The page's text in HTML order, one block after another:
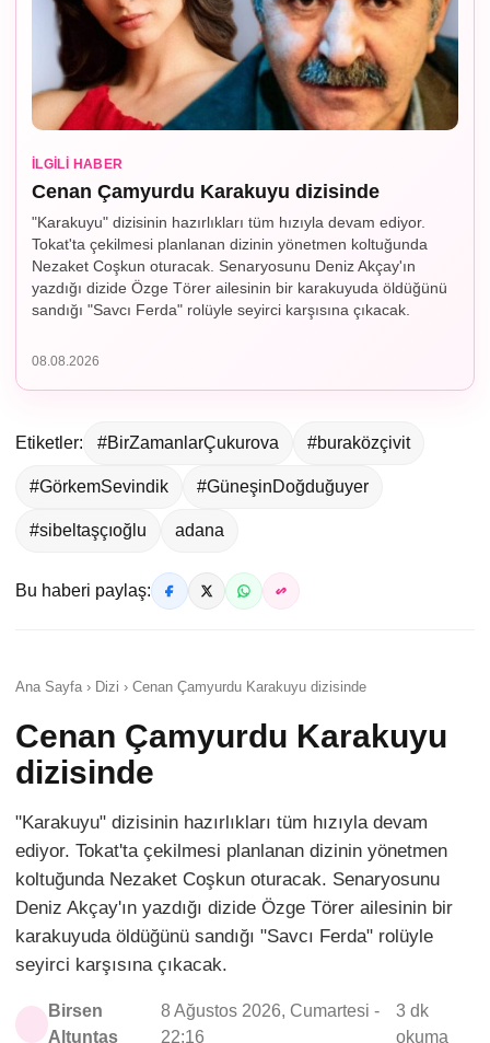
İLGILI HABER
Cenan Çamyurdu Karakuyu dizisinde
"Karakuyu" dizisinin hazırlıkları tüm hızıyla devam ediyor.
Tokat'ta çekilmesi planlanan dizinin yönetmen koltuğunda
Nezaket Coşkun oturacak. Senaryosunu Deniz Akçay'ın
yazdığı dizide Özge Törer ailesinin bir karakuyuda öldüğünü
sandığı "Savcı Ferda" rolüyle seyirci karşısına çıkacak.
08.08.2026
Etiketler: #BirZamanlarÇukurova #buraközçivit
#GörkemSevindik #GüneşinDoğduğuyer
#sibeltaşçıoğlu adana
Bu haberi paylaş:
Ana Sayfa › Dizi › Cenan Çamyurdu Karakuyu dizisinde
Cenan Çamyurdu Karakuyu
dizisinde
"Karakuyu" dizisinin hazırlıkları tüm hızıyla devam
ediyor. Tokat'ta çekilmesi planlanan dizinin yönetmen
koltuğunda Nezaket Coşkun oturacak. Senaryosunu
Deniz Akçay'ın yazdığı dizide Özge Törer ailesinin bir
karakuyuda öldüğünü sandığı "Savcı Ferda" rolüyle
seyirci karşısına çıkacak.
Birsen
Altuntaş
8 Ağustos 2026, Cumartesi -
22:16
3 dk
okuma